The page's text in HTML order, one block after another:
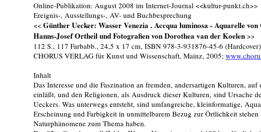
Online-Publikation: August 2008 im Internet-Journal <<kultur-punkt.ch>>
Ereignis-, Ausstellungs-, AV- und Buchbesprechung
<< Günther Uecker: Wasser Venezia . Accqua luminosa - Aquarelle
Hanns-Josef Ortheil und Fotografien von Dorothea van der Koelen >>
112 S., 117 Farbabb., 24,5 x 17 cm, ISBN 978-3-931876-45-6
CHORUS VERLAG für Kunst und Wissenschaft, Mainz, 2005;
Inhalt
Das Interesse und die Faszination an fremden, andersartigen Kulturen,
einläßt, und den Religionen, als Ausdruck dieser Kulturen, sind Ursache
Ueckers. Was unterwegs entsteht, sind umfangreiche, kleinformatige,
Erscheinung und Farbigkeit in unmittelbarem Bezug zur Örtlichkeit stehen
Naturphänomene zum Thema haben.